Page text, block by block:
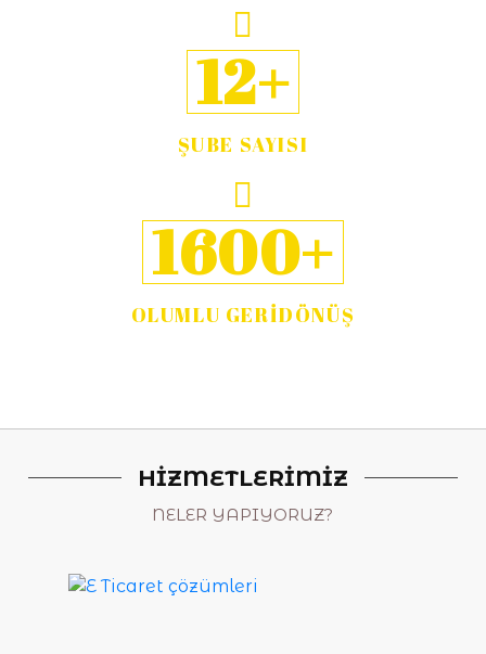
12+
ŞUBE SAYISI
1600+
OLUMLU GERİDÖNÜŞ
HİZMETLERİMİZ
NELER YAPIYORUZ?